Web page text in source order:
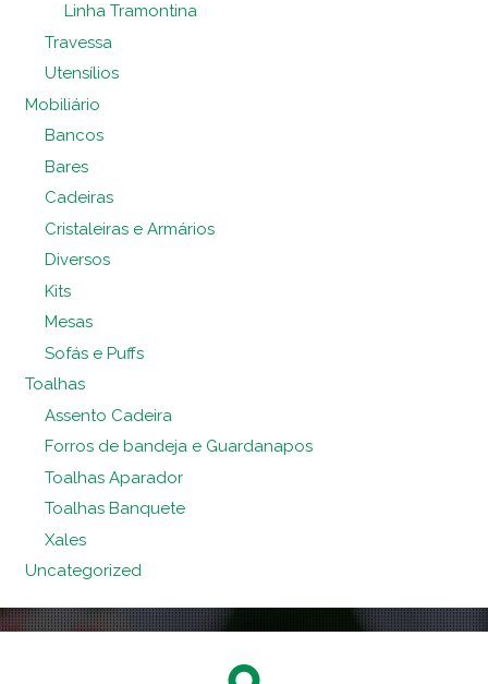
Linha Tramontina
Travessa
Utensílios
Mobiliário
Bancos
Bares
Cadeiras
Cristaleiras e Armários
Diversos
Kits
Mesas
Sofás e Puffs
Toalhas
Assento Cadeira
Forros de bandeja e Guardanapos
Toalhas Aparador
Toalhas Banquete
Xales
Uncategorized